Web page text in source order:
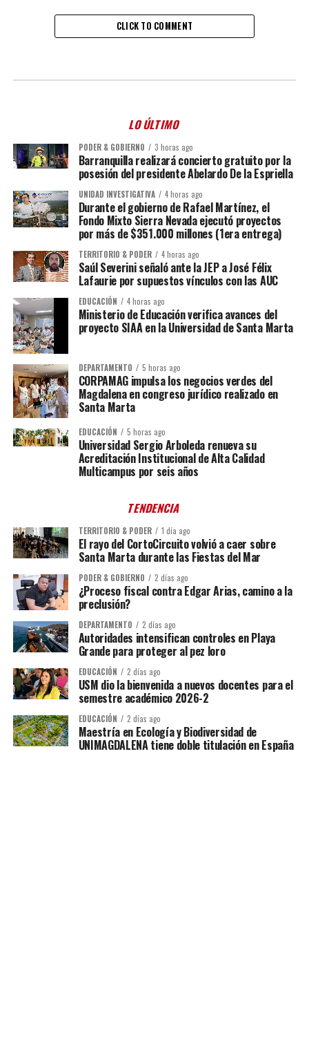
CLICK TO COMMENT
LO ÚLTIMO
PODER & GOBIERNO 3 horas ago
Barranquilla realizará concierto gratuito por la
posesión del presidente Abelardo De la Espriella
UNIDAD INVESTIGATIVA 4 horas ago
Durante el gobierno de Rafael Martínez, el
Fondo Mixto Sierra Nevada ejecutó proyectos
por más de $351.000 millones (1era entrega)
TERRITORIO & PODER 4 horas ago
Saúl Severini señaló ante la JEP a José Félix
Lafaurie por supuestos vínculos con las AUC
EDUCACIÓN 4 horas ago
Ministerio de Educación verifica avances del
proyecto SIAA en la Universidad de Santa Marta
DEPARTAMENTO 5 horas ago
CORPAMAG impulsa los negocios verdes del
Magdalena en congreso jurídico realizado en
Santa Marta
EDUCACIÓN 5 horas ago
Universidad Sergio Arboleda renueva su
Acreditación Institucional de Alta Calidad
Multicampus por seis años
TENDENCIA
TERRITORIO & PODER 1 día ago
El rayo del CortoCircuito volvió a caer sobre
Santa Marta durante las Fiestas del Mar
PODER & GOBIERNO 2 días ago
¿Proceso fiscal contra Edgar Arias, camino a la
preclusión?
DEPARTAMENTO 2 días ago
Autoridades intensifican controles en Playa
Grande para proteger al pez loro
EDUCACIÓN 2 días ago
USM dio la bienvenida a nuevos docentes para el
semestre académico 2026-2
EDUCACIÓN 2 días ago
Maestría en Ecología y Biodiversidad de
UNIMAGDALENA tiene doble titulación en España